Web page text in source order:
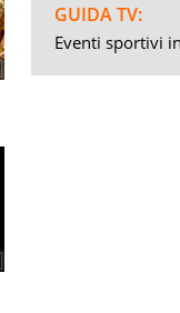
GUIDA TV:
Eventi sportivi